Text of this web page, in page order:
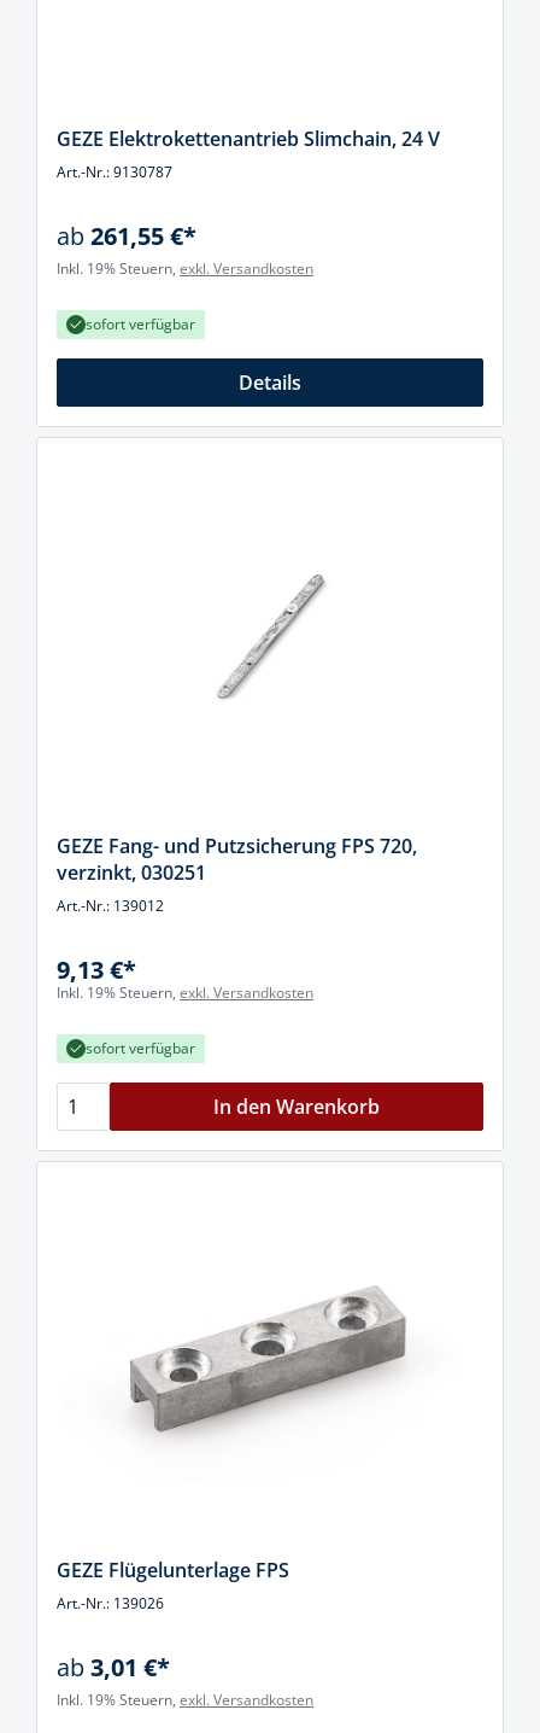
GEZE Elektrokettenantrieb Slimchain, 24 V
Art.-Nr.: 9130787
ab261,55 €*
Inkl. 19% Steuern, exkl. Versandkosten
sofort verfügbar
Details
GEZE Fang- und Putzsicherung FPS 720,
verzinkt, 030251
Art.-Nr.: 139012
9,13 €*
Inkl. 19% Steuern, exkl. Versandkosten
sofort verfügbar
In den Warenkorb
GEZE Flügelunterlage FPS
Art.-Nr.: 139026
ab3,01 €*
Inkl. 19% Steuern, exkl. Versandkosten